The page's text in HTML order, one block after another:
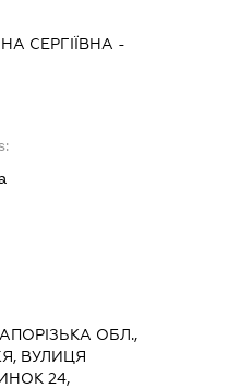
СЕРГІЇВНА -
ОБЛ.,
ВУЛИЦЯ
24,